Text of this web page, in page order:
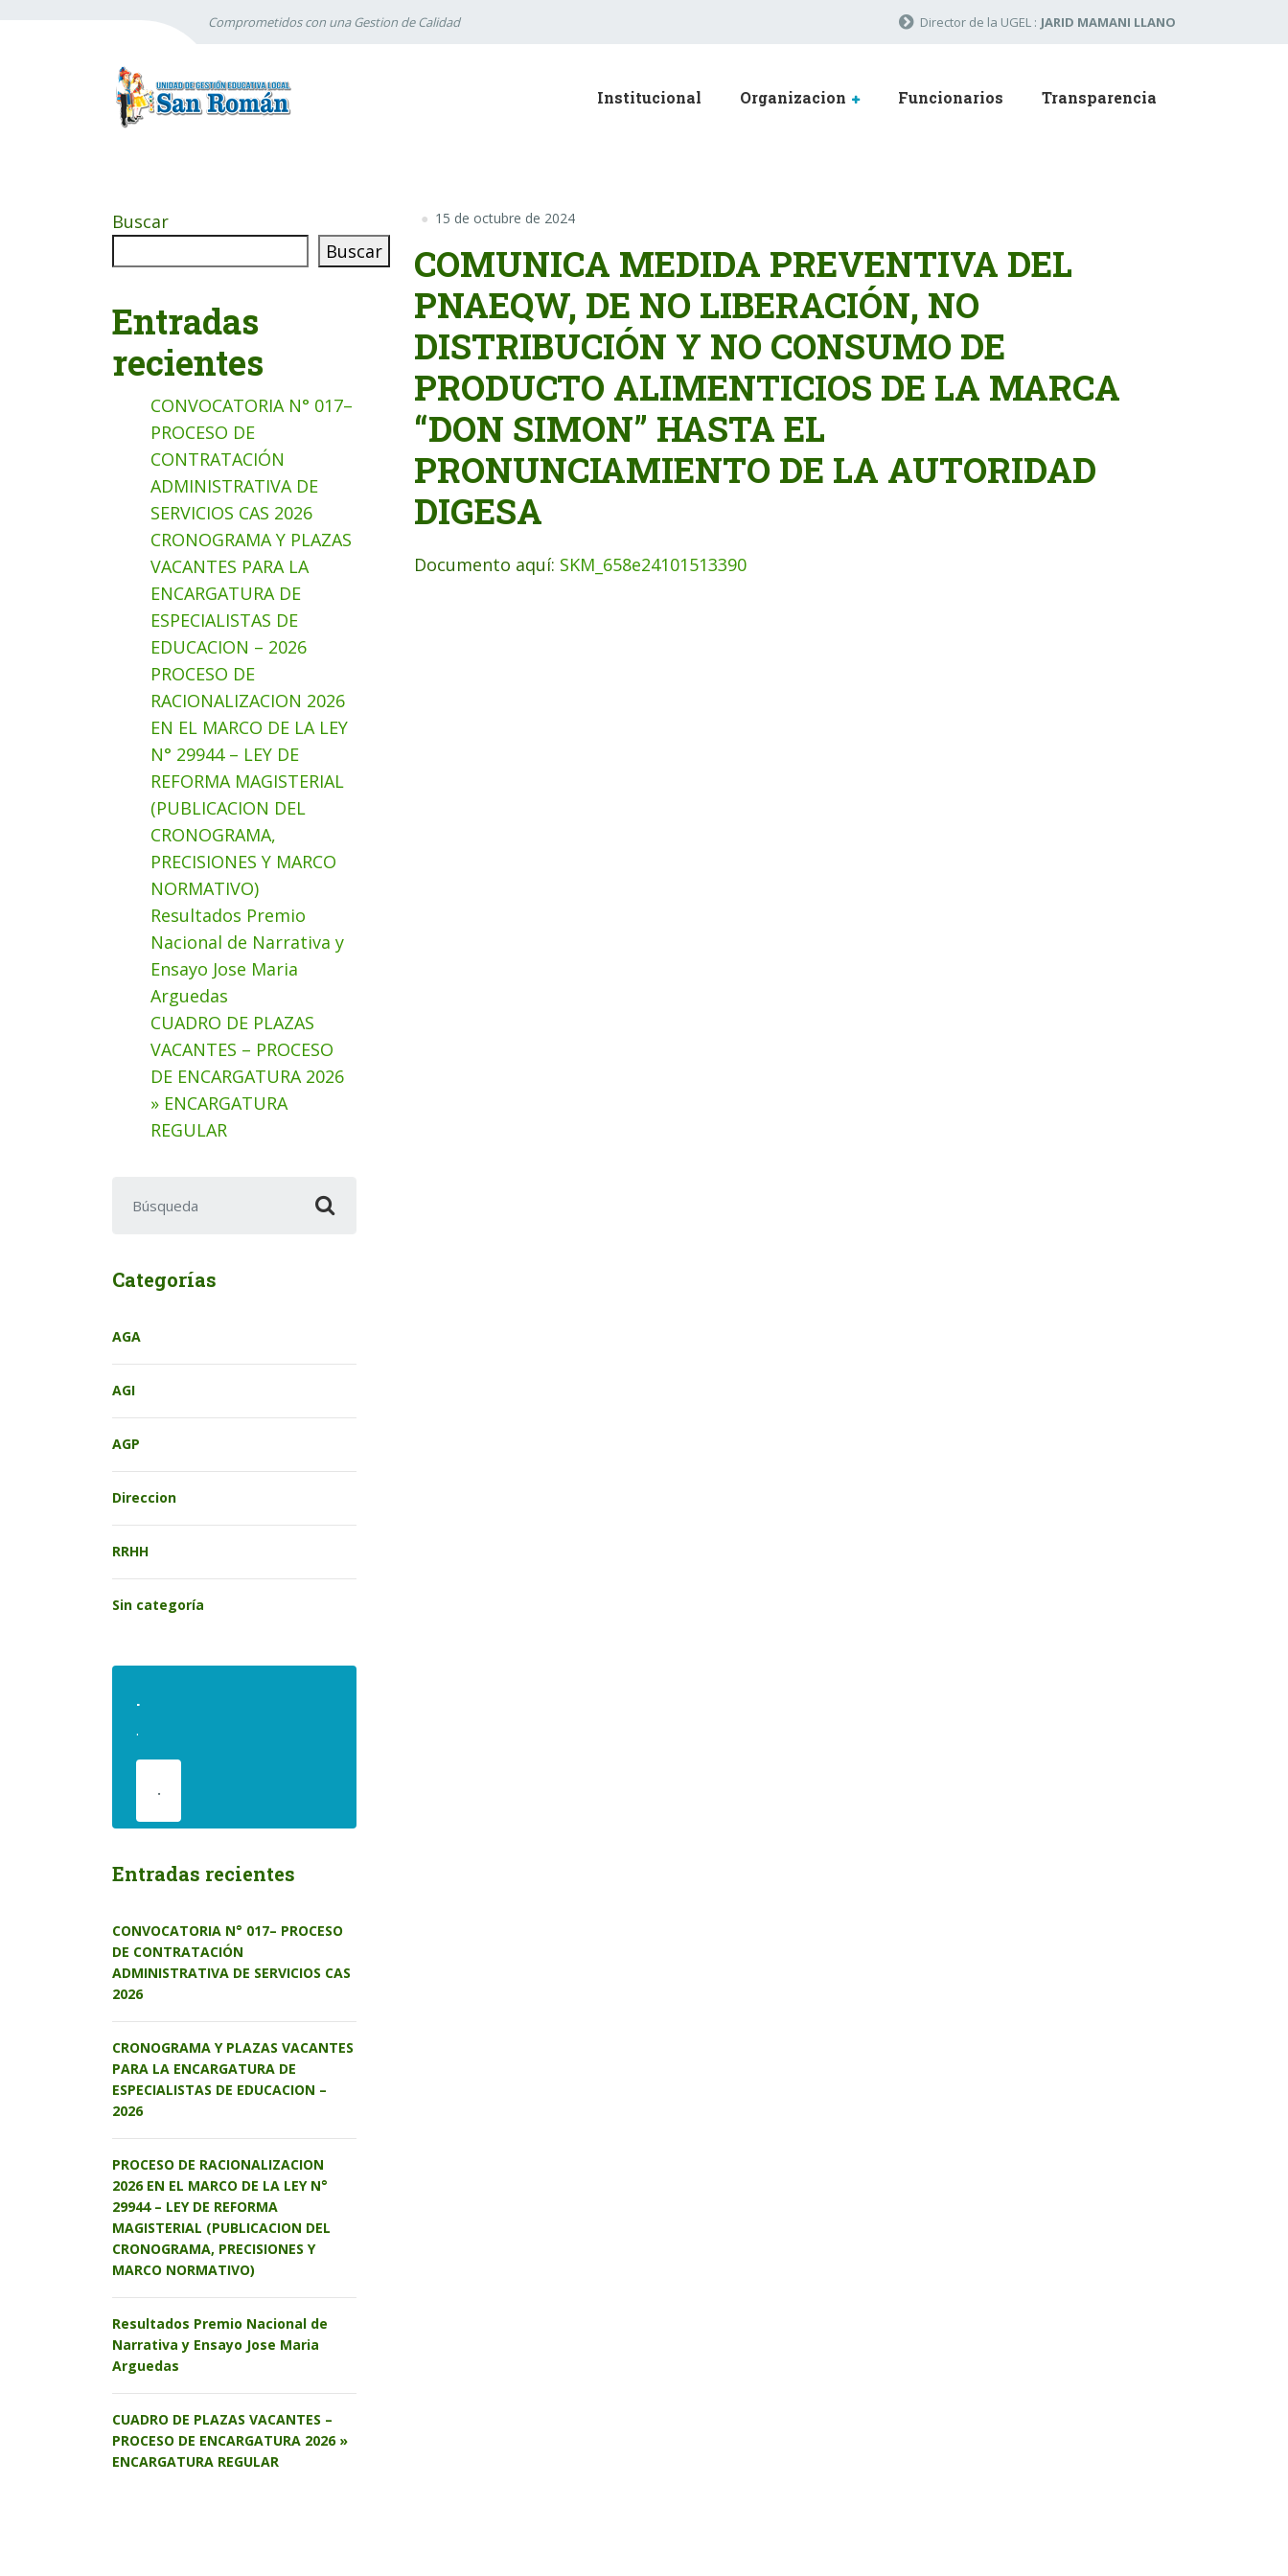
Comprometidos con una Gestion de Calidad Director de la UGEL : JARID MAMANI LLANO
Institucional Organizacion Funcionarios Transparencia
15 de octubre de 2024
COMUNICA MEDIDA PREVENTIVA DEL
PNAEQW, DE NO LIBERACIÓN, NO
DISTRIBUCIÓN Y NO CONSUMO DE
PRODUCTO ALIMENTICIOS DE LA MARCA
“DON SIMON” HASTA EL
PRONUNCIAMIENTO DE LA AUTORIDAD
DIGESA
Documento aquí: SKM_658e24101513390
Buscar
Buscar
Entradas
recientes
CONVOCATORIA N° 017–
PROCESO DE
CONTRATACIÓN
ADMINISTRATIVA DE
SERVICIOS CAS 2026
CRONOGRAMA Y PLAZAS
VACANTES PARA LA
ENCARGATURA DE
ESPECIALISTAS DE
EDUCACION – 2026
PROCESO DE
RACIONALIZACION 2026
EN EL MARCO DE LA LEY
N° 29944 – LEY DE
REFORMA MAGISTERIAL
(PUBLICACION DEL
CRONOGRAMA,
PRECISIONES Y MARCO
NORMATIVO)
Resultados Premio
Nacional de Narrativa y
Ensayo Jose Maria
Arguedas
CUADRO DE PLAZAS
VACANTES – PROCESO
DE ENCARGATURA 2026
» ENCARGATURA
REGULAR
Categorías
AGA
AGI
AGP
Direccion
RRHH
Sin categoría
.
.
.
Entradas recientes
CONVOCATORIA N° 017– PROCESO
DE CONTRATACIÓN
ADMINISTRATIVA DE SERVICIOS CAS
2026
CRONOGRAMA Y PLAZAS VACANTES
PARA LA ENCARGATURA DE
ESPECIALISTAS DE EDUCACION –
2026
PROCESO DE RACIONALIZACION
2026 EN EL MARCO DE LA LEY N°
29944 – LEY DE REFORMA
MAGISTERIAL (PUBLICACION DEL
CRONOGRAMA, PRECISIONES Y
MARCO NORMATIVO)
Resultados Premio Nacional de
Narrativa y Ensayo Jose Maria
Arguedas
CUADRO DE PLAZAS VACANTES –
PROCESO DE ENCARGATURA 2026 »
ENCARGATURA REGULAR